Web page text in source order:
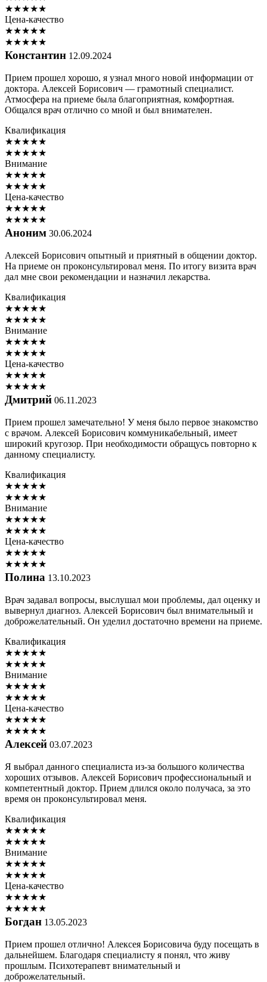
★★★★★
Цена-качество
★★★★★
★★★★★
Константин 12.09.2024
Прием прошел хорошо, я узнал много новой информации от
доктора. Алексей Борисович — грамотный специалист.
Атмосфера на приеме была благоприятная, комфортная.
Общался врач отлично со мной и был внимателен.
Квалификация
★★★★★
★★★★★
Внимание
★★★★★
★★★★★
Цена-качество
★★★★★
★★★★★
Аноним 30.06.2024
Алексей Борисович опытный и приятный в общении доктор.
На приеме он проконсультировал меня. По итогу визита врач
дал мне свои рекомендации и назначил лекарства.
Квалификация
★★★★★
★★★★★
Внимание
★★★★★
★★★★★
Цена-качество
★★★★★
★★★★★
Дмитрий 06.11.2023
Прием прошел замечательно! У меня было первое знакомство
с врачом. Алексей Борисович коммуникабельный, имеет
широкий кругозор. При необходимости обращусь повторно к
данному специалисту.
Квалификация
★★★★★
★★★★★
Внимание
★★★★★
★★★★★
Цена-качество
★★★★★
★★★★★
Полина 13.10.2023
Врач задавал вопросы, выслушал мои проблемы, дал оценку и
вывернул диагноз. Алексей Борисович был внимательный и
доброжелательный. Он уделил достаточно времени на приеме.
Квалификация
★★★★★
★★★★★
Внимание
★★★★★
★★★★★
Цена-качество
★★★★★
★★★★★
Алексей 03.07.2023
Я выбрал данного специалиста из-за большого количества
хороших отзывов. Алексей Борисович профессиональный и
компетентный доктор. Прием длился около получаса, за это
время он проконсультировал меня.
Квалификация
★★★★★
★★★★★
Внимание
★★★★★
★★★★★
Цена-качество
★★★★★
★★★★★
Богдан 13.05.2023
Прием прошел отлично! Алексея Борисовича буду посещать в
дальнейшем. Благодаря специалисту я понял, что живу
прошлым. Психотерапевт внимательный и
доброжелательный.